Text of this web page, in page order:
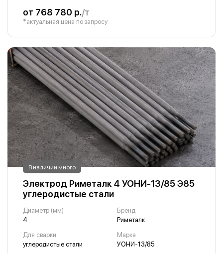
от 768 780 р./т
*актуальная цена по запросу
В наличии много
Электрод Риметалк 4 УОНИ-13/85 Э85
углеродистые стали
Диаметр (мм)
4
Бренд
Риметалк
Для сварки
углеродистые стали
Марка
УОНИ-13/85